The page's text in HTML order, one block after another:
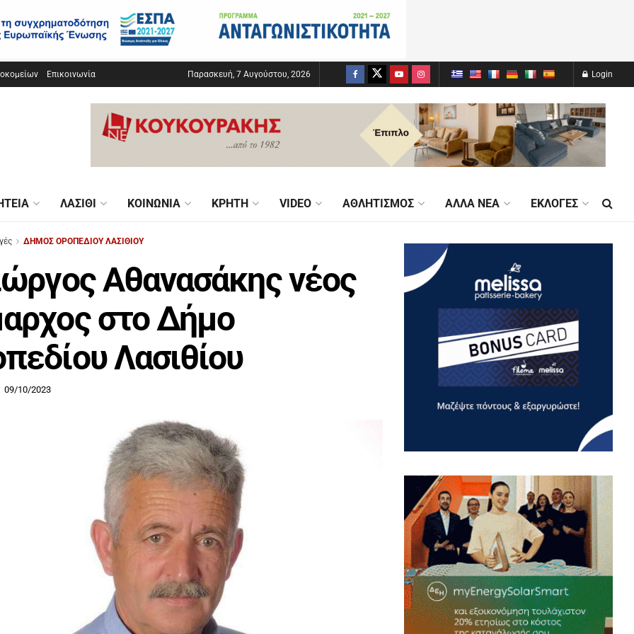
Επικοινωνία Παρασκευή, 7 Αυγούστου, 2026 Login
ΛΑΣΊΘΙ ΚΟΙΝΩΝΊΑ ΚΡΉΤΗ VIDEO ΑΘΛΗΤΙΣΜΌΣ ΆΛΛΑ ΝΈΑ ΕΚΛΟΓΈΣ
ΔΗΜΟΣ ΟΡΟΠΕΔΙΟΥ ΛΑΣΙΘΙΟΥ
Αθανασάκης νέος
στο Δήμο
Λασιθίου
09/10/2023